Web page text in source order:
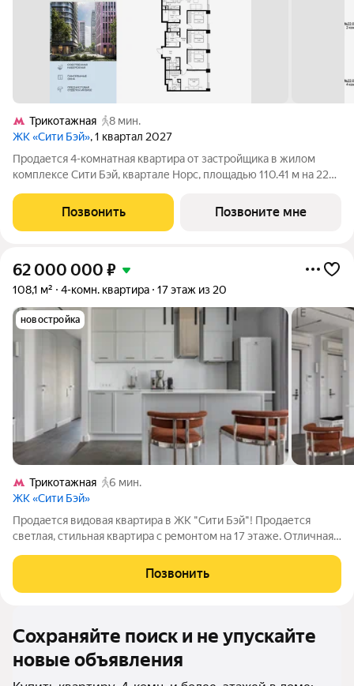
Трикотажная
8 мин.
ЖК «Сити Бэй», 1 квартал 2027
Продается 4-комнатная квартира от застройщика в жилом
комплексе Сити Бэй, квартале Норс, площадью 110.41 м на 22
комплекса Сити Бэй - настоящий город в городе с отлично
развитой инфраструктурой
Позвонить Позвоните мне
62 000 000 ₽
108,1 м² 4-комн. квартира 17 этаж из 20
новостройка
Трикотажная
6 мин.
ЖК «Сити Бэй»
Продается видовая квартира в ЖК "Сити Бэй"! Продается
светлая, стильная квартира с ремонтом на 17 этаже. Отличная
санузлом; - Отдельный кабинет; - Уютная кухня-гостиная; -
Постирочная; -
Позвонить
Сохраняйте поиск и не упускайте
новые объявления